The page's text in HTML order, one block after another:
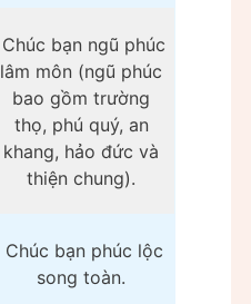
Chúc bạn ngũ phúc
lâm môn (ngũ phúc
bao gồm trường
thọ, phú quý, an
khang, hảo đức và
thiện chung).
Chúc bạn phúc lộc
song toàn.